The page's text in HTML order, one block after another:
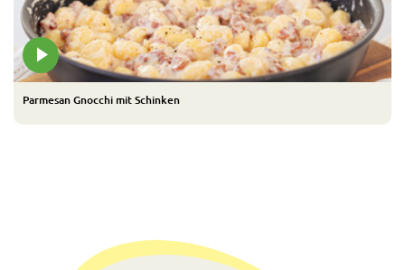
Parmesan Gnocchi mit Schinken